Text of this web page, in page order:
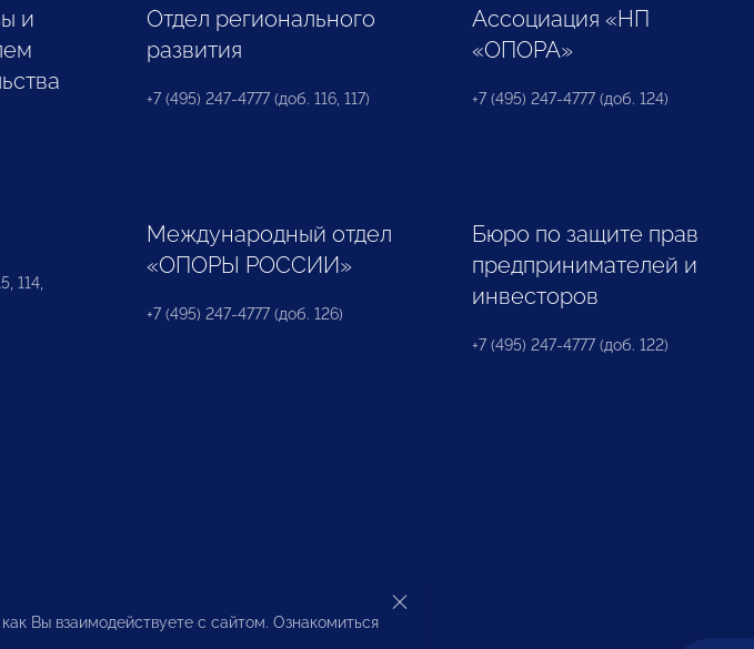
и
Отдел регионального
развития
+7 (495) 247-4777 (доб. 116, 117)
Ассоциация «НП
«ОПОРА»
+7 (495) 247-4777 (доб. 124)
114,
Международный отдел
«ОПОРЫ РОССИИ»
+7 (495) 247-4777 (доб. 126)
Бюро по защите прав
предпринимателей и
инвесторов
+7 (495) 247-4777 (доб. 122)
Вы взаимодействуете с сайтом. Ознакомиться